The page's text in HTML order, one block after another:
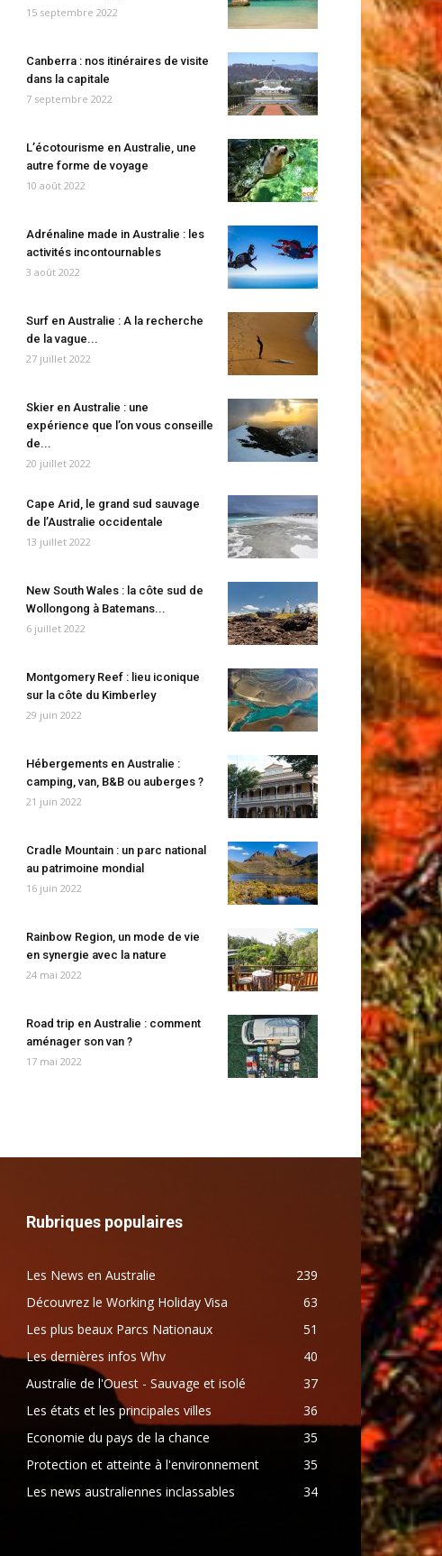
15 septembre 2022
Canberra : nos itinéraires de visite
dans la capitale
7 septembre 2022
L’écotourisme en Australie, une
autre forme de voyage
10 août 2022
Adrénaline made in Australie : les
activités incontournables
3 août 2022
Surf en Australie : A la recherche
de la vague...
27 juillet 2022
Skier en Australie : une
expérience que l’on vous conseille
de...
20 juillet 2022
Cape Arid, le grand sud sauvage
de l’Australie occidentale
13 juillet 2022
New South Wales : la côte sud de
Wollongong à Batemans...
6 juillet 2022
Montgomery Reef : lieu iconique
sur la côte du Kimberley
29 juin 2022
Hébergements en Australie :
camping, van, B&B ou auberges ?
21 juin 2022
Cradle Mountain : un parc national
au patrimoine mondial
16 juin 2022
Rainbow Region, un mode de vie
en synergie avec la nature
24 mai 2022
Road trip en Australie : comment
aménager son van ?
17 mai 2022
Rubriques populaires
Les News en Australie
239
Découvrez le Working Holiday Visa
63
Les plus beaux Parcs Nationaux
51
Les dernières infos Whv
40
Australie de l'Ouest - Sauvage et isolé
37
Les états et les principales villes
36
Economie du pays de la chance
35
Protection et atteinte à l'environnement
35
Les news australiennes inclassables
34